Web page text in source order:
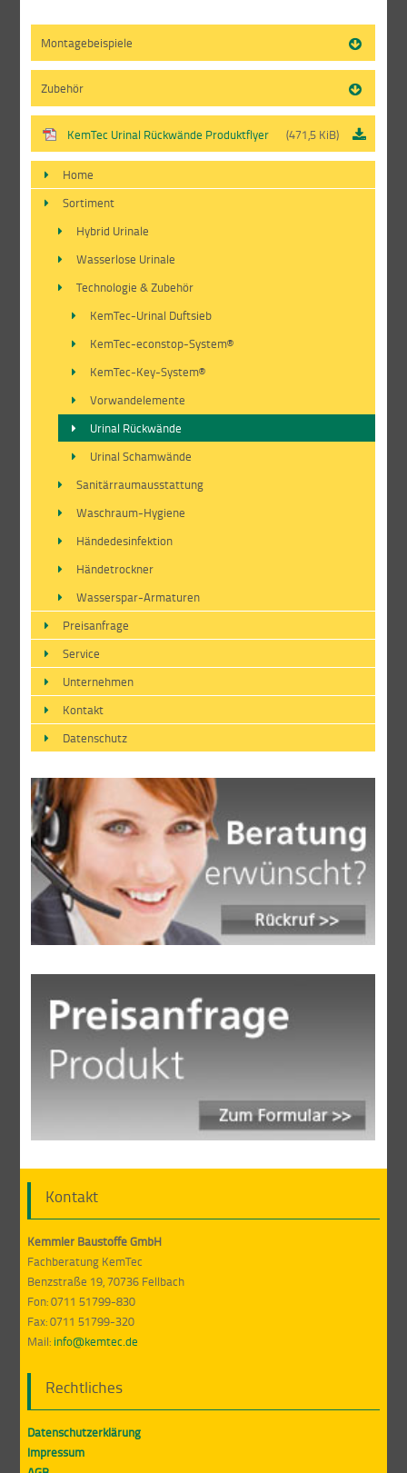
Montagebeispiele
Zubehör
KemTec Urinal Rückwände Produktflyer (471,5 KiB)
Home
Sortiment
Hybrid Urinale
Wasserlose Urinale
Technologie & Zubehör
KemTec-Urinal Duftsieb
KemTec-econstop-System®
KemTec-Key-System®
Vorwandelemente
Urinal Rückwände
Urinal Schamwände
Sanitärraumausstattung
Waschraum-Hygiene
Händedesinfektion
Händetrockner
Wasserspar-Armaturen
Preisanfrage
Service
Unternehmen
Kontakt
Datenschutz
Kontakt
Kemmler Baustoffe GmbH
Fachberatung KemTec
Benzstraße 19, 70736 Fellbach
Fon: 0711 51799-830
Fax: 0711 51799-320
Mail: info@kemtec.de
Rechtliches
Datenschutzerklärung
Impressum